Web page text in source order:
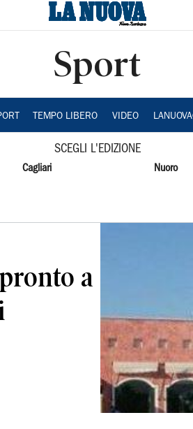
Sport
TEMPO LIBERO VIDEO
SCEGLI L'EDIZIONE
Cagliari Nuoro
a